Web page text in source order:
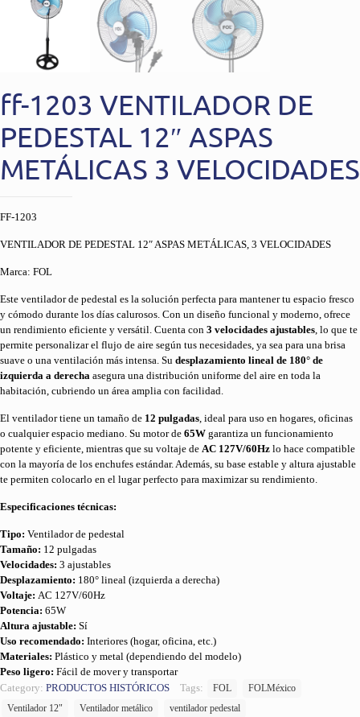
ff-1203 VENTILADOR DE
PEDESTAL 12″ ASPAS
METÁLICAS 3 VELOCIDADES
FF-1203
VENTILADOR DE PEDESTAL 12″ ASPAS METÁLICAS, 3 VELOCIDADES
Marca: FOL
Este ventilador de pedestal es la solución perfecta para mantener tu espacio fresco
y cómodo durante los días calurosos. Con un diseño funcional y moderno, ofrece
un rendimiento eficiente y versátil. Cuenta con 3 velocidades ajustables, lo que te
permite personalizar el flujo de aire según tus necesidades, ya sea para una brisa
suave o una ventilación más intensa. Su desplazamiento lineal de 180° de
izquierda a derecha asegura una distribución uniforme del aire en toda la
habitación, cubriendo un área amplia con facilidad.
El ventilador tiene un tamaño de 12 pulgadas, ideal para uso en hogares, oficinas
o cualquier espacio mediano. Su motor de 65W garantiza un funcionamiento
potente y eficiente, mientras que su voltaje de AC 127V/60Hz lo hace compatible
con la mayoría de los enchufes estándar. Además, su base estable y altura ajustable
te permiten colocarlo en el lugar perfecto para maximizar su rendimiento.
Especificaciones técnicas:
Tipo: Ventilador de pedestal
Tamaño: 12 pulgadas
Velocidades: 3 ajustables
Desplazamiento: 180° lineal (izquierda a derecha)
Voltaje: AC 127V/60Hz
Potencia: 65W
Altura ajustable: Sí
Uso recomendado: Interiores (hogar, oficina, etc.)
Materiales: Plástico y metal (dependiendo del modelo)
Peso ligero: Fácil de mover y transportar
Category: PRODUCTOS HISTÓRICOS Tags: FOL
FOLMéxico
Ventilador 12"
Ventilador metálico ventilador pedestal